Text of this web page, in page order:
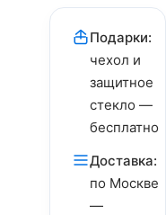
Подарки:
чехол и
защитное
стекло —
бесплатно
Доставка:
по Москве
—